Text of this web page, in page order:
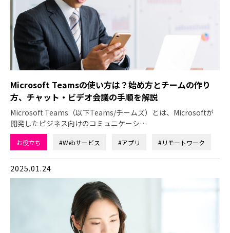
Microsoft Teamsの使い方は？始め方とチームの作り
方、チャット・ビデオ会議の手順を解説
Microsoft Teams（以下Teams/チームズ）とは、Microsoftが
開発したビジネス向けのコミュニケーシ…
お役立ち #Webサービス #アプリ #リモートワーク
2025.01.24